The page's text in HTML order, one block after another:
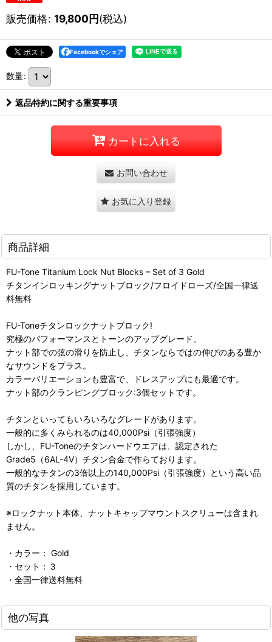
販売価格: 19,800円(税込)
Facebookでシェア
数量:
返品特約に関する重要事項
カートに入れる
お問い合わせ
お気に入り登録
商品詳細
FU-Tone Titanium Lock Nut Blocks – Set of 3 Gold
チタンインロッキングナットブロック/フロイドローズ/全国一律送
料無料
FU-Toneチタンロックナットブロック!
究極のパフォーマンスとトーンのアップグレード。
ナット部での弦の滑りを防止し、チタンならではの伸びのある豊か
なサウンドをプラス。
カラーバリエーションも豊富で、ドレスアップにも最適です。
ナット部のクランピングブロック:3個セットです。
チタンといってもいろいろなグレードがあります。
一般的に多くみられるのは40,000Psi（引張強度）
しかし、FU-Toneのチタンハードウエアは、認定された
Grade5（6AL-4V）チタン合金で作らております。
一般的なチタンの3倍以上の140,000Psi（引張強度）という高い品
質のチタンを採用しています。
※ロックナット本体、ナットキャップマウントスクリューは含まれ
ません。
・カラー： Gold
・セット：３
・全国一律送料無料
他の写真